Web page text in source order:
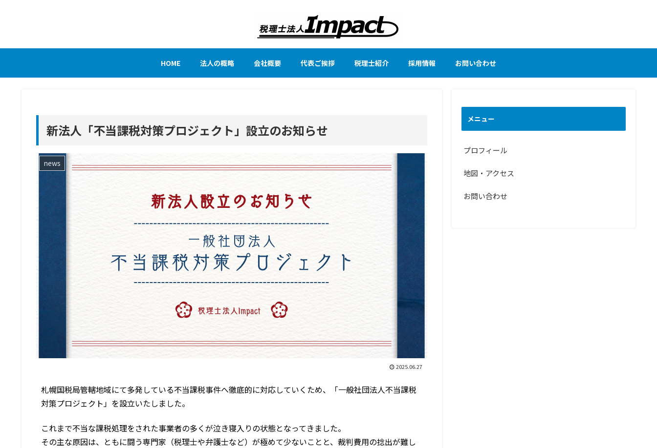
HOME 法人の概略 会社概要 代表ご挨拶 税理士紹介 採用情報 お問い合わせ
新法人「不当課税対策プロジェクト」設立のお知らせ
news
2025.06.27
札幌国税局管轄地域にて多発している不当課税事件へ徹底的に対応していくため、「一般社団法人不当課税
対策プロジェクト」を設立いたしました。
これまで不当な課税処理をされた事業者の多くが泣き寝入りの状態となってきました。
その主な原因は、ともに闘う専門家（税理士や弁護士など）が極めて少ないことと、裁判費用の捻出が難し
メニュー
プロフィール
地図・アクセス
お問い合わせ